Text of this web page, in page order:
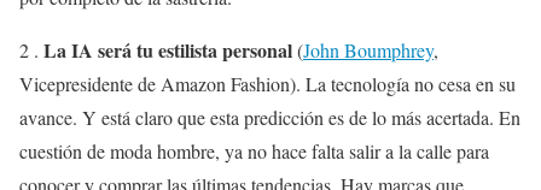
2 . La IA será tu estilista personal(John Boumphrey,
Vicepresidente de Amazon Fashion). La tecnología no cesa en su
avance. Y está claro que esta predicción es de lo más acertada. En
cuestión de moda hombre, ya no hace falta salir a la calle para
conocer y comprar las últimas tendencias. Hay marcas que